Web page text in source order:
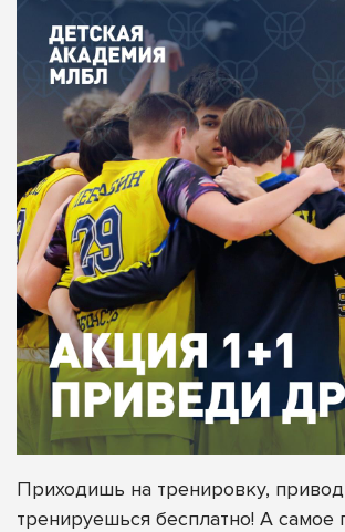
Приходишь на тренировку,
тренируешься бесплатно! А самое